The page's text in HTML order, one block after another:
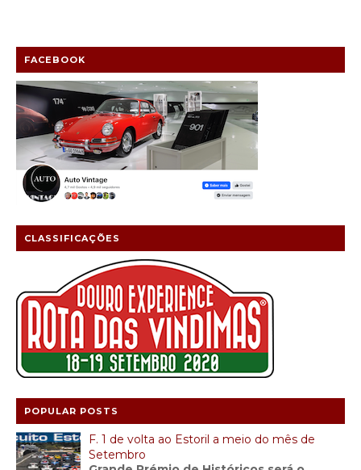
FACEBOOK
CLASSIFICAÇÕES
POPULAR POSTS
F. 1 de volta ao Estoril a meio do mês de
Setembro